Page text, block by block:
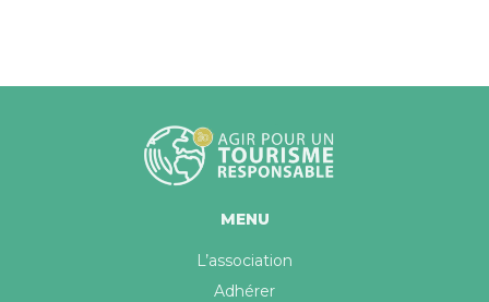
MENU
L’association
Adhérer